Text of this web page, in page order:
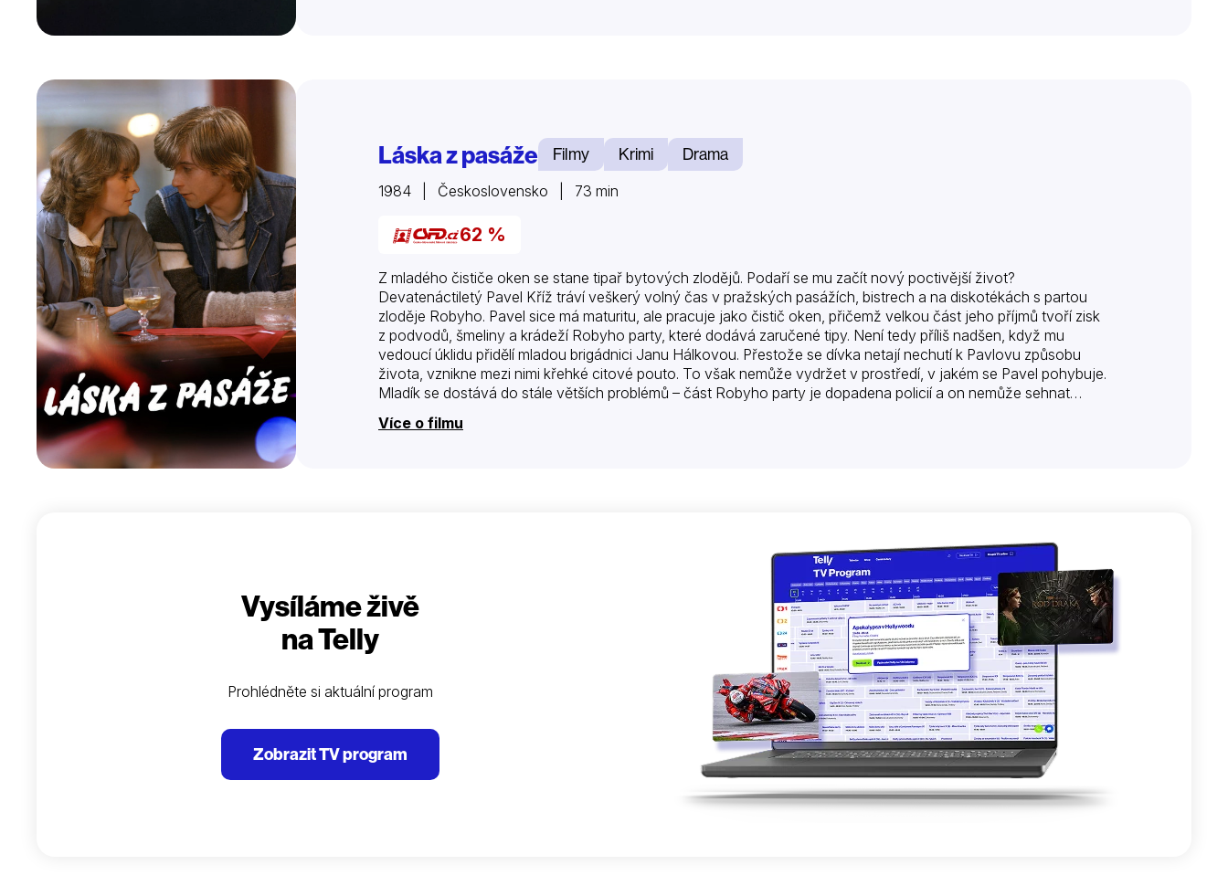
Láska z pasáže Filmy Krimi Drama
1984 | Československo | 73 min
62 %
Z mladého čističe oken se stane tipař bytových zlodějů. Podaří se mu začít nový poctivější život?
Devatenáctiletý Pavel Kříž tráví veškerý volný čas v pražských pasážích, bistrech a na diskotékách s partou
zloděje Robyho. Pavel sice má maturitu, ale pracuje jako čistič oken, přičemž velkou část jeho příjmů tvoří zisk
z podvodů, šmeliny a krádeží Robyho party, které dodává zaručené tipy. Není tedy příliš nadšen, když mu
vedoucí úklidu přidělí mladou brigádnici Janu Hálkovou. Přestože se dívka netají nechutí k Pavlovu způsobu
života, vznikne mezi nimi křehké citové pouto. To však nemůže vydržet v prostředí, v jakém se Pavel pohybuje.
Mladík se dostává do stále větších problémů – část Robyho party je dopadena policií a on nemůže sehnat
peníze na…
Více o filmu
Vysíláme živě
na Telly
Prohlédněte si aktuální program
Zobrazit TV program